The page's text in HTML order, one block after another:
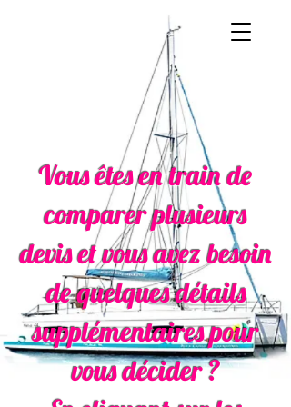
Vous êtes en train de
comparer plusieurs
devis et vous avez besoin
de quelques détails
supplémentaires pour
vous décider ?